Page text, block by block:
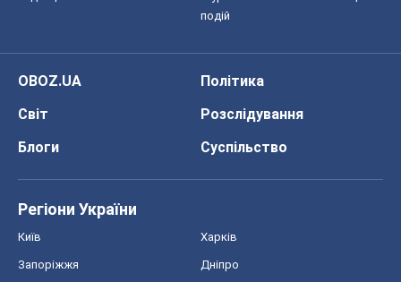
подій
OBOZ.UA
Політика
Світ
Розслідування
Блоги
Суспільство
Регіони України
Київ Харків
Запоріжжя Дніпро